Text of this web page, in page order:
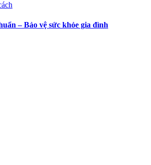
– Bảo vệ sức khỏe gia đình